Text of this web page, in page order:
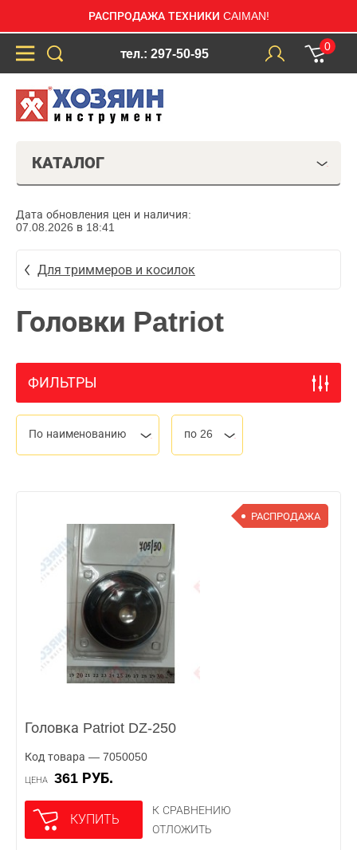
РАСПРОДАЖА ТЕХНИКИ CAIMAN!
тел.: 297-50-95
0
КАТАЛОГ
Дата обновления цен и наличия:
07.08.2026 в 18:41
Для триммеров и косилок
Головки Patriot
ФИЛЬТРЫ
По наименованию по 26
РАСПРОДАЖА
Головка Patriot DZ-250
Код товара — 7050050
ЦЕНА 361 РУБ.
КУПИТЬ
К СРАВНЕНИЮ
ОТЛОЖИТЬ